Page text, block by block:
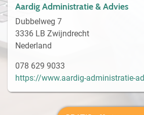
Aardig Administratie & Advies
Dubbelweg 7
3336 LB Zwijndrecht
Nederland
078 629 9033
https://www.aardig-administratie-